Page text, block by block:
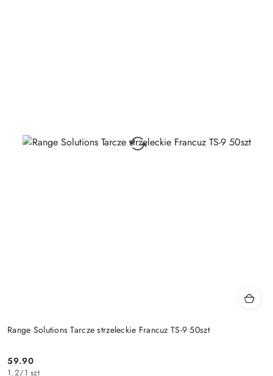
Range Solutions Tarcze strzeleckie Francuz TS-9 50szt
Cena:
59.90
1.2/1 szt